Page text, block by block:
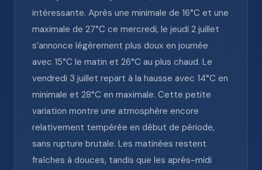
intéressante. Après une minimale de 16°C et une
maximale de 27°C ce mercredi, le jeudi 2 juillet
s’annonce légèrement plus doux en journée
avec 15°C le matin et 26°C au plus chaud. Le
vendredi 3 juillet repart à la hausse avec 14°C en
minimale et 28°C en maximale. Cette petite
variation montre une atmosphère encore
relativement tempérée en début de période,
sans rupture brutale. Les matinées restent
fraîches à douces, tandis que les après-midi